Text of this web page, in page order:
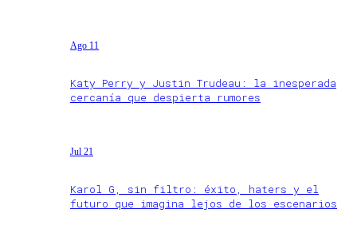
Ago 11
Katy Perry y Justin Trudeau: la inesperada
cercanía que despierta rumores
Jul 21
Karol G, sin filtro: éxito, haters y el
futuro que imagina lejos de los escenarios